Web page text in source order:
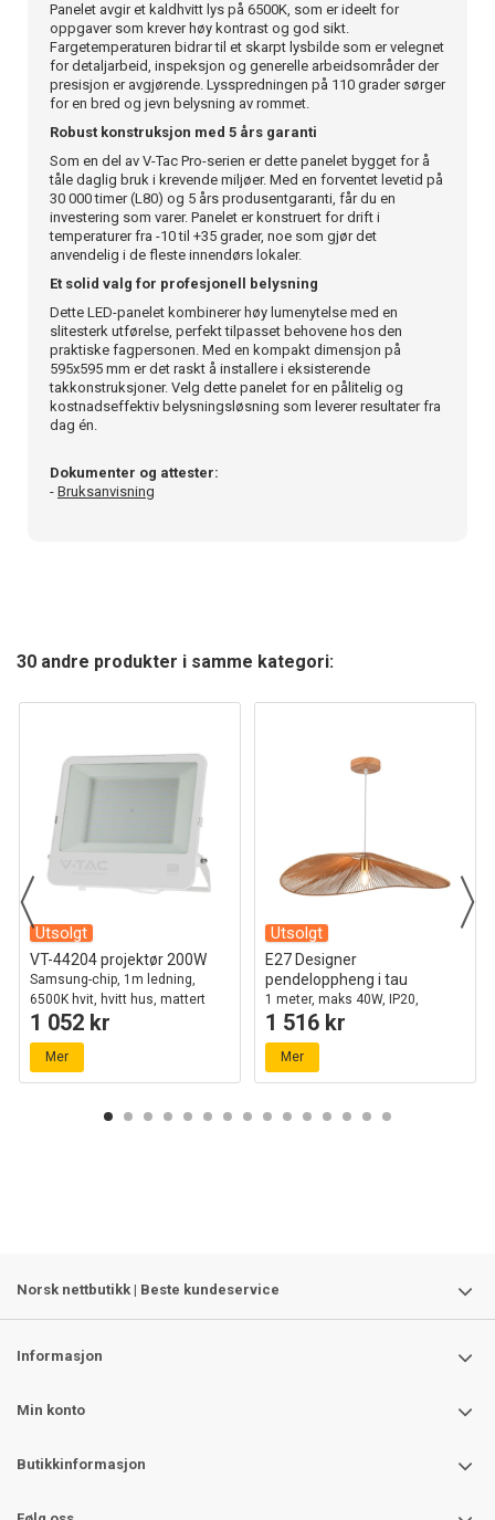
Panelet avgir et kaldhvitt lys på 6500K, som er ideelt for
oppgaver som krever høy kontrast og god sikt.
Fargetemperaturen bidrar til et skarpt lysbilde som er velegnet
for detaljarbeid, inspeksjon og generelle arbeidsområder der
presisjon er avgjørende. Lysspredningen på 110 grader sørger
for en bred og jevn belysning av rommet.
Robust konstruksjon med 5 års garanti
Som en del av V-Tac Pro-serien er dette panelet bygget for å
tåle daglig bruk i krevende miljøer. Med en forventet levetid på
30 000 timer (L80) og 5 års produsentgaranti, får du en
investering som varer. Panelet er konstruert for drift i
temperaturer fra -10 til +35 grader, noe som gjør det
anvendelig i de fleste innendørs lokaler.
Et solid valg for profesjonell belysning
Dette LED-panelet kombinerer høy lumenytelse med en
slitesterk utførelse, perfekt tilpasset behovene hos den
praktiske fagpersonen. Med en kompakt dimensjon på
595x595 mm er det raskt å installere i eksisterende
takkonstruksjoner. Velg dette panelet for en pålitelig og
kostnadseffektiv belysningsløsning som leverer resultater fra
dag én.
Dokumenter og attester:
- Bruksanvisning
30 andre produkter i samme kategori:
Utsolgt
VT-44204 projektør 200W
Samsung-chip, 1m ledning,
6500K hvit, hvitt hus, mattert
glass, IP65
1 052 kr
Mer
Utsolgt
E27 Designer
pendeloppheng i tau
1 meter, maks 40W, IP20,
Ø80cm, 2 års garanti
1 516 kr
Mer
Norsk nettbutikk | Beste kundeservice
Informasjon
Min konto
Butikkinformasjon